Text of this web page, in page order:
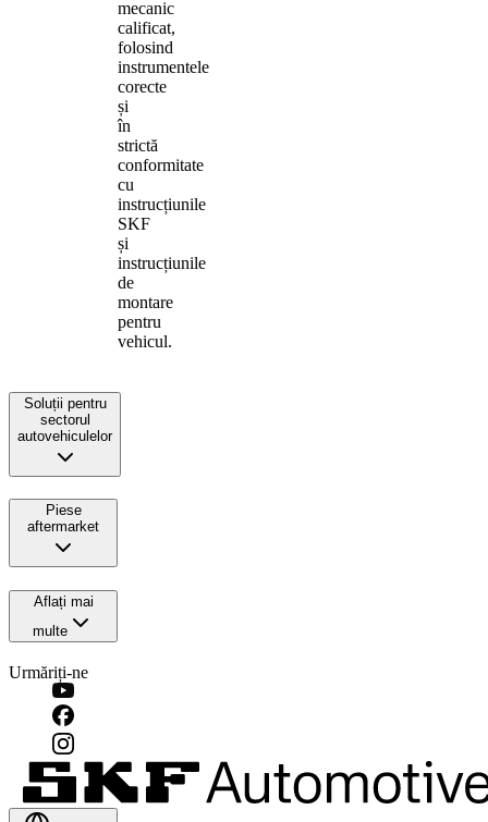
mecanic
calificat,
folosind
instrumentele
corecte
și
în
strictă
conformitate
cu
instrucțiunile
SKF
și
instrucțiunile
de
montare
pentru
vehicul.
Soluții pentru
sectorul
autovehiculelor
Piese
aftermarket
Aflați mai
multe
Urmăriți-ne